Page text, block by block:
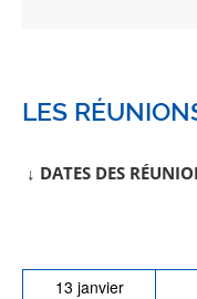
LES
↓ DATES DES
13 janvier